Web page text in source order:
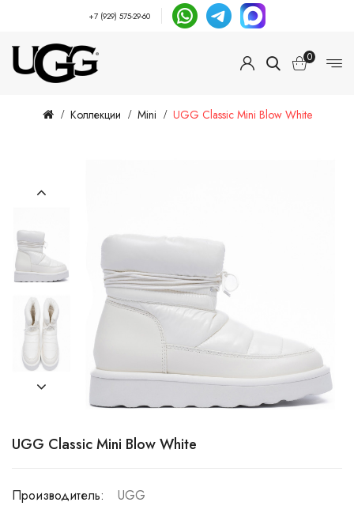
+7 (929) 575-29-60
0
Коллекции Mini UGG Classic Mini Blow White
UGG Classic Mini Blow White
Производитель:
UGG